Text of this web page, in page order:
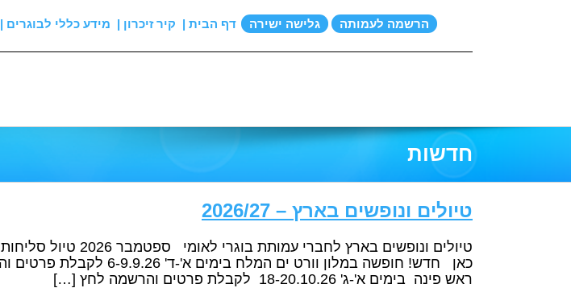
הרשמה לעמותה גלישה ישירה דף הבית | קיר זיכרון | מידע כללי לבוגרים |
חדשות
טיולים ונופשים בארץ – 2026/27
ראש פינה בימים א'-ג' 18-20.10.26 לקבלת פרטים והרשמה לחץ […]